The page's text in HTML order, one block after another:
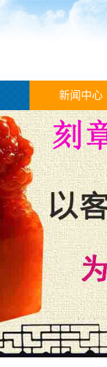
新闻中心